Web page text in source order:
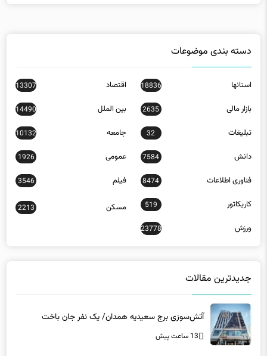
دسته بندی موضوعات
استانها 18836 اقتصاد 13307
بازار مالی 2635 بین الملل 14490
تبلیغات 32 جامعه 10132
دانش 7584 عمومی 1926
فناوری اطلاعات 8474 فیلم 3546
کاریکاتور 519 مسکن 2213
ورزش 23778
جدیدترین مقالات
آتش‌سوزی برج سعیدیه همدان/ یک نفر جان باخت
13 ساعت پیش